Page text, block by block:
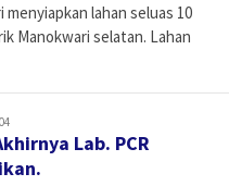
lahan seluas 10
Manokwari selatan. Lahan
Lab. PCR